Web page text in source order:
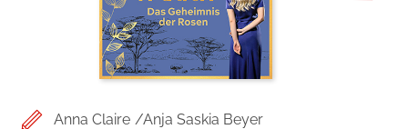
Romance by heartroom
Über USM Audio
Anna Claire
Anja Saskia Beyer